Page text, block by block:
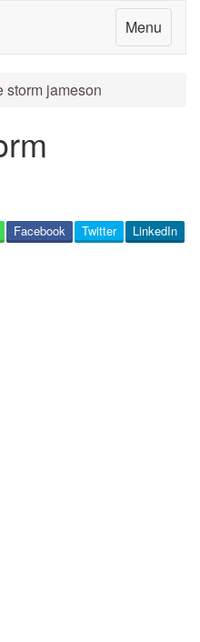
Menu
storm jameson
LinkedIn
Twitter
Facebook